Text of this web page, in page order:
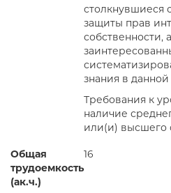
столкнувшиеся
защиты прав
собственности,
знания в данной
Требования к
наличие
или(и) высшего
Общая
трудоемкость
(ак.ч.)
16